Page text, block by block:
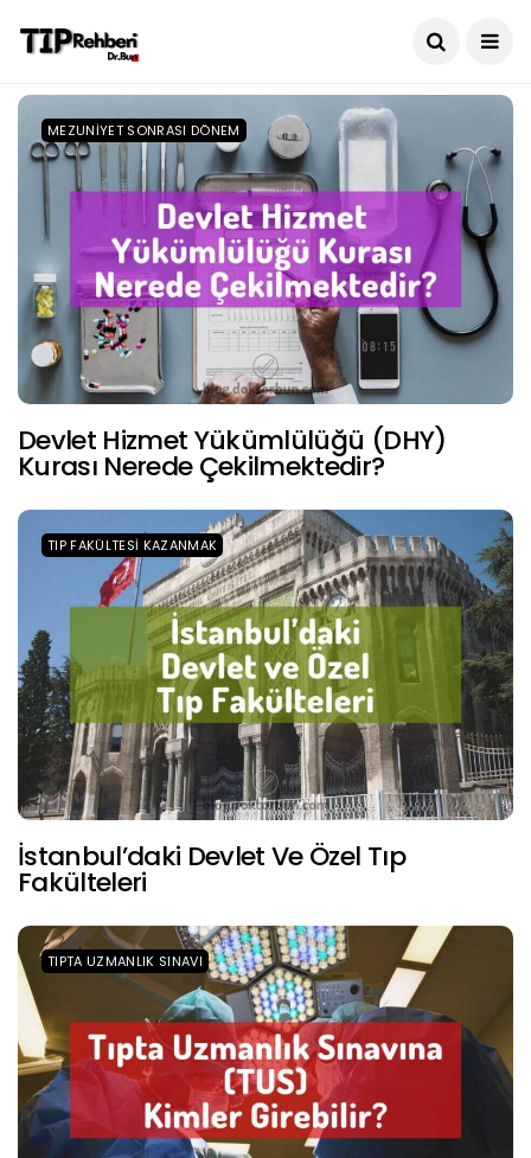
MEZUNIYET SONRASI DÖNEM
Devlet Hizmet Yükümlülüğü (DHY)
Kurası Nerede Çekilmektedir?
TIP FAKÜLTESI KAZANMAK
İstanbul’daki Devlet Ve Özel Tıp
Fakülteleri
TIPTA UZMANLIK SINAVI